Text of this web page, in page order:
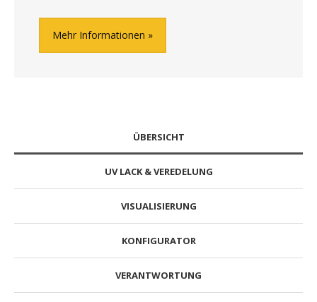
Mehr Informationen
ÜBERSICHT
UV LACK & VEREDELUNG
VISUALISIERUNG
KONFIGURATOR
VERANTWORTUNG